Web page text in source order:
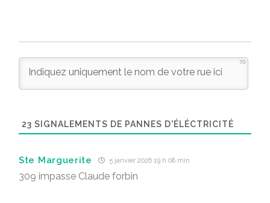
70
23 SIGNALEMENTS DE PANNES D'ÉLÉCTRICITÉ
Ste Marguerite 5 janvier 2026 19 h 08 min
309 impasse Claude forbin